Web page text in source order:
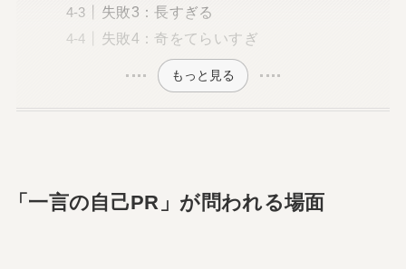
失敗3：長すぎる
失敗4：奇をてらいすぎ
もっと見る
「一言の自己PR」が問われる場面